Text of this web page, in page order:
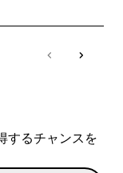
するチャンスを